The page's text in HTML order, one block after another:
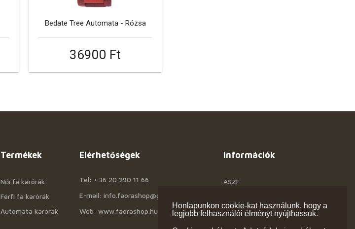
Honlapunkon cookie-kat használunk, hogy a
legjobb felhasználói élményt nyújthassuk.
Bedate Tree Automata - Rózsa
36900 Ft
Termékek
Női fa karórák
Férfi fa karórák
Automata karórák
Elérhetőségek
Tel: + 36 20 290 11 66
E-mail: info.faorashop@gmail.com
Web: www.faorashop.hu
Információk
ÁSZF
Kapcsolat